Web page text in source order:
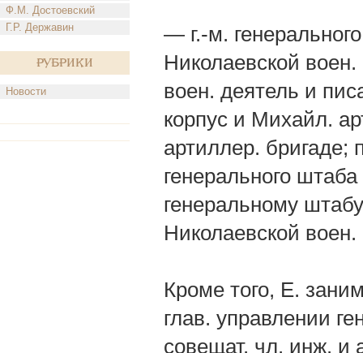
Ф.М. Достоевский
Г.Р. Державин
Рубрики
Новости
— г.-м.
Николаевской
воен. деятель и
корпус и Михайл.
артиллер. бригаде;
генерального
генеральному
Николаевской
Кроме того, Е.
глав. управлении
совещат. чл. инж. и